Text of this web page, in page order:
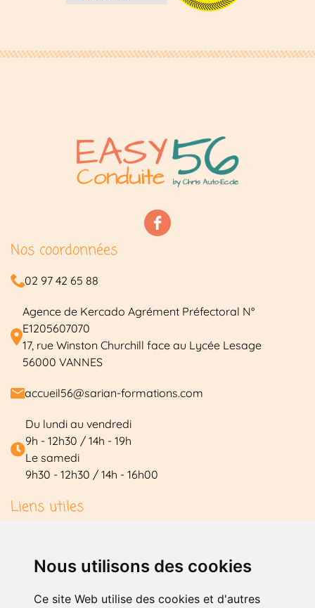
Nous utilisons des cookies
Ce site Web utilise des cookies et d'autres
Les formations
Nos stages
Code en ligne
Nos coordonnées
02 97 42 65 88
Agence de Kercado Agrément Préfectoral N°
E1205607070
17, rue Winston Churchill face au Lycée Lesage
56000 VANNES
accueil56@sarian-formations.com
Du lundi au vendredi
9h - 12h30 / 14h - 19h
Le samedi
9h30 - 12h30 / 14h - 16h00
Liens utiles
Mentions légales